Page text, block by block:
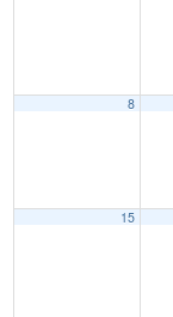
8
15